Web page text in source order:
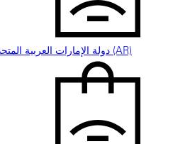
دولة الإمارات العربية المتحدة (AR)